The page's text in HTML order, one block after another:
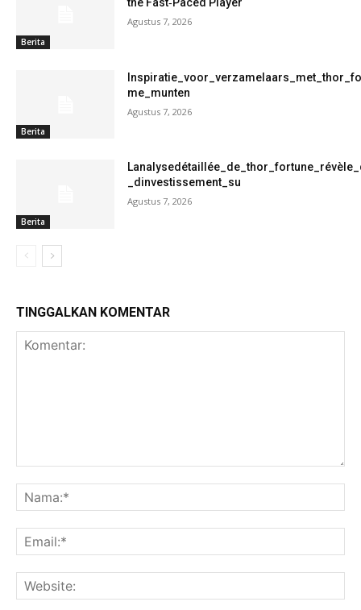
Berita
Agustus 7, 2026
Berita
me_munten
Agustus 7, 2026
Berita
_dinvestissement_su
Agustus 7, 2026
TINGGALKAN KOMENTAR